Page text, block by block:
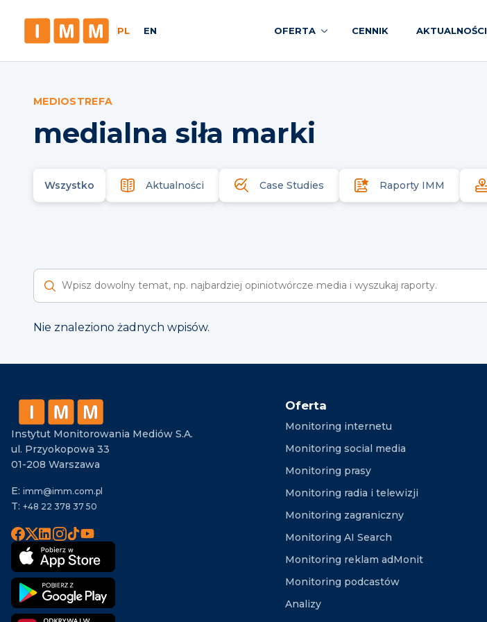
PL EN OFERTA CENNIK AKTUALNOŚCI
MEDIOSTREFA
medialna siła marki
Wszystko Aktualności Case Studies Raporty IMM
Wyszukaj raporty
Nie znaleziono żadnych wpisów.
Instytut Monitorowania Mediów S.A.
ul. Przyokopowa 33
01-208 Warszawa
E: imm@imm.com.pl
T: +48 22 378 37 50
Oferta
Monitoring internetu
Monitoring social media
Monitoring prasy
Monitoring radia i telewizji
Monitoring zagraniczny
Monitoring AI Search
Monitoring reklam adMonit
Monitoring podcastów
Analizy